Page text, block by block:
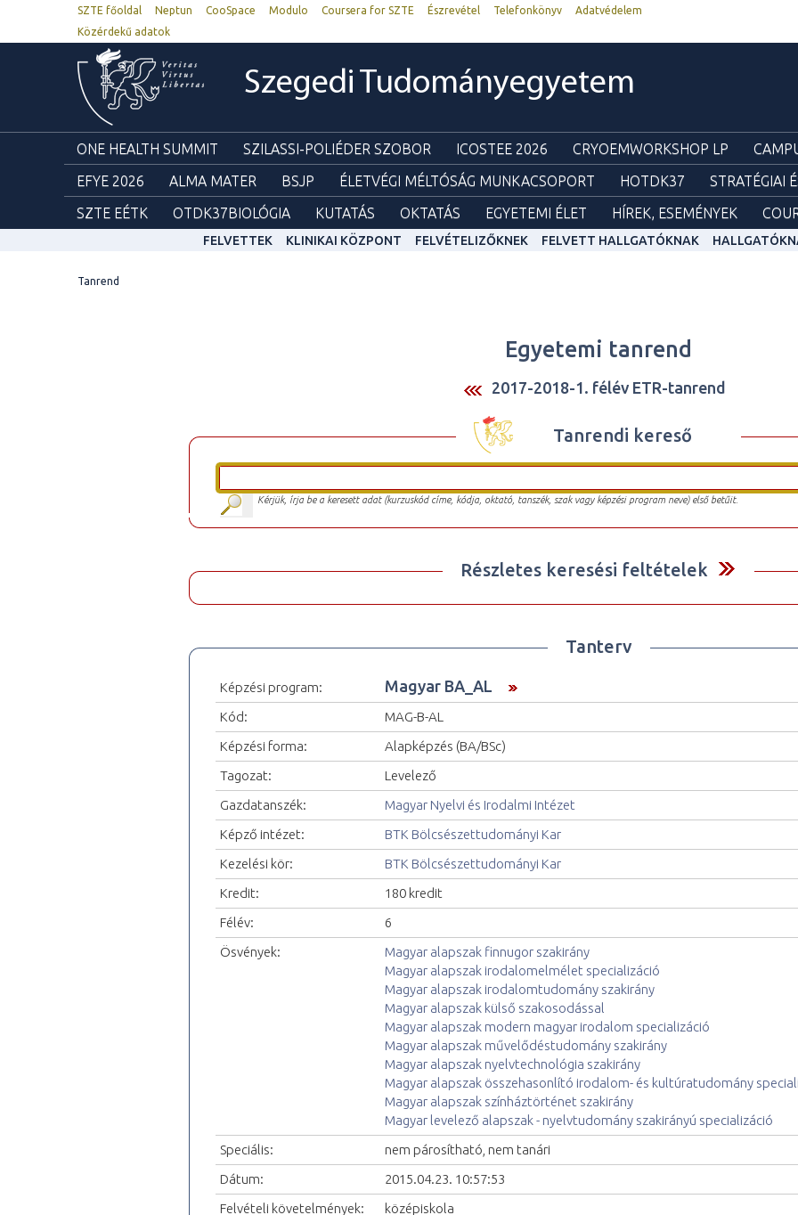
SZTE főoldal Neptun CooSpace Modulo Coursera for SZTE Észrevétel Telefonkönyv
Adatvédelem
Közérdekű adatok
Szegedi Tudományegyetem
ONE HEALTH SUMMIT SZILASSI-POLIÉDER SZOBOR ICOSTEE 2026 CRYOEMWORKSHOP LP
EFYE 2026
ALMA MATER BSJP ÉLETVÉGI MÉLTÓSÁG MUNKACSOPORT HOTDK37 STRATÉGIAI
SZTE EÉTK
OTDK37BIOLÓGIA KUTATÁS OKTATÁS EGYETEMI ÉLET HÍREK, ESEMÉNYEK
FELVETTEK KLINIKAI KÖZPONT FELVÉTELIZŐKNEK FELVETT HALLGATÓKNAK
Tanrend
Egyetemi tanrend
2017-2018-1. félév ETR-tanrend
Tanrendi kereső
Kérjük, írja be a keresett adat (kurzuskód címe, kódja, oktató, tanszék, szak vagy képzési program neve) első betűit.
Részletes keresési feltételek
Tanterv
Képzési program: Magyar BA_AL
Kód:
MAG-B-AL
Képzési forma:
Alapképzés (BA/BSc)
Tagozat:
Levelező
Gazdatanszék:
Magyar Nyelvi és Irodalmi Intézet
Képző intézet:
BTK Bölcsészettudományi Kar
Kezelési kör:
BTK Bölcsészettudományi Kar
Kredit:
180 kredit
Félév:
6
Ösvények:
Magyar alapszak finnugor szakirány
Magyar alapszak irodalomelmélet specializáció
Magyar alapszak irodalomtudomány szakirány
Magyar alapszak külső szakosodással
Magyar alapszak modern magyar irodalom specializáció
Magyar alapszak művelődéstudomány szakirány
Magyar alapszak nyelvtechnológia szakirány
Magyar alapszak összehasonlító irodalom- és kultúratudomány
Magyar alapszak színháztörténet szakirány
Magyar levelező alapszak - nyelvtudomány szakirányú specializáció
Speciális:
nem párosítható, nem tanári
Dátum:
2015.04.23. 10:57:53
Felvételi követelmények:
középiskola